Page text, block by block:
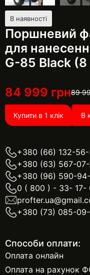
В наявності
Поршневий
для
G-85 Black
84 999 грн89
Купити в 1 клік В
+380 (66) 132-
+380 (63) 567-
+380 (96) 590-
0 ( 800 ) - 33- 17-
+380 (73) 085-
Способи оплати:
Оплата онлайн
Оплата на рахунок